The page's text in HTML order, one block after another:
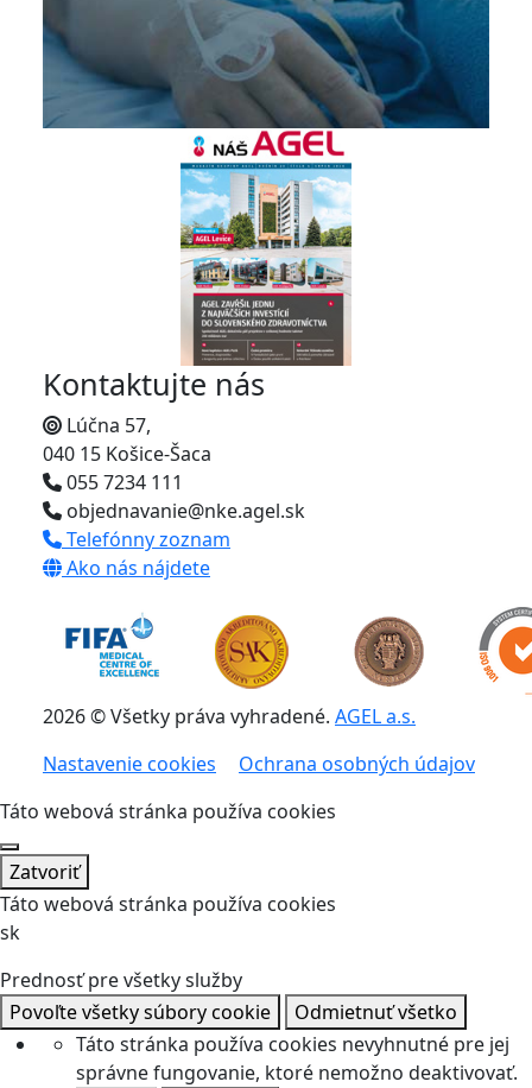
Kontaktujte nás
Lúčna 57,
040 15 Košice-Šaca
055 7234 111
objednavanie@nke.agel.sk
Telefónny zoznam
Ako nás nájdete
2026 © Všetky práva vyhradené. AGEL a.s.
Nastavenie cookies
Ochrana osobných údajov
Táto webová stránka používa cookies
Zatvoriť
Táto webová stránka používa cookies
sk
Prednosť pre všetky služby
Povoľte všetky súbory cookie
Odmietnuť všetko
Táto stránka používa cookies nevyhnutné pre jej
správne fungovanie, ktoré nemožno deaktivovať.